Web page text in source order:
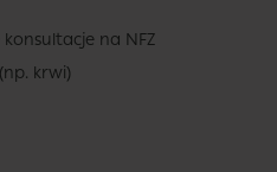
konsultacje na NFZ
krwi)